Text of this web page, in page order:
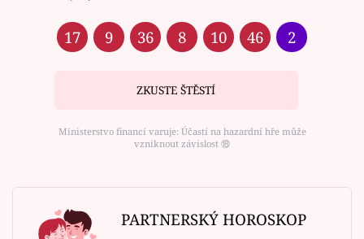
17 9 36 8 10 46 2
ZKUSTE ŠTĚSTÍ
Ministerstvo financí varuje: Účastí na hazardní hře může
vzniknout závislost ⑱
PARTNERSKÝ HOROSKOP